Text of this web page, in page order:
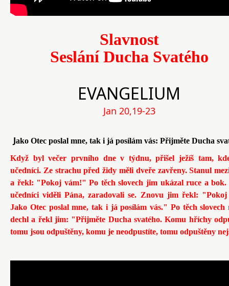
Slavnost
Seslání Ducha Svatého
EVANGELIUM
Jan 20,19-23
Jako Otec poslal mne, tak i já posílám vás: Přijměte Ducha
Když byl večer prvního dne v týdnu, přišel ježíš tam,
učedníci. Ze strachu před židy měli dveře zavřeny. Stanul
a řekl: "Pokoj vám!" Po těch slovech jim ukázal ruce a bok.
učedníci viděli Pána, zaradovali se. Znovu jim řekl: "Pokoj
Jako Otec poslal mne, tak i já posílám vás." Po těch slovech
dechl a řekl jim: "Přijměte Ducha svatého. Komu hříchy
tomu jsou odpuštěny, komu je neodpustíte, tomu odpuštěny